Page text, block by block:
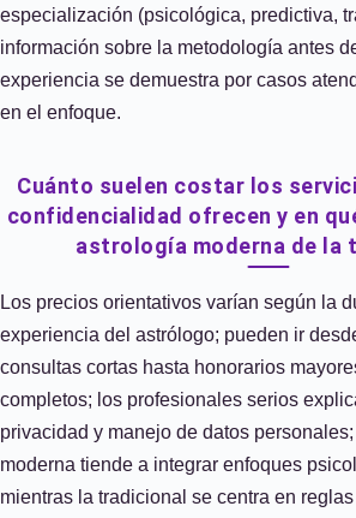
especialización (psicológica, predictiva,
información sobre la metodología antes
experiencia se demuestra por casos
en el enfoque.
Cuánto suelen costar los
confidencialidad ofrecen y en
astrología moderna de la
Los precios orientativos varían según la
experiencia del astrólogo; pueden ir
consultas cortas hasta honorarios
completos; los profesionales serios
privacidad y manejo de datos
moderna tiende a integrar enfoques
mientras la tradicional se centra en